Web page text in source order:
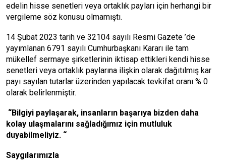
edelin hisse senetleri veya ortaklık payları için herhangi bir
vergileme söz konusu olmamıştı.
14 Şubat 2023 tarih ve 32104 sayılı Resmi Gazete ’de
yayımlanan 6791 sayılı Cumhurbaşkanı Kararı ile tam
mükellef sermaye şirketlerinin iktisap ettikleri kendi hisse
senetleri veya ortaklık paylarına ilişkin olarak dağıtılmış kar
payı sayılan tutarlar üzerinden yapılacak tevkifat oranı % 0
olarak belirlenmiştir.
“Bilgiyi paylaşarak, insanların başarıya bizden daha
kolay ulaşmalarını sağladığımız için mutluluk
duyabilmeliyiz. “
Saygılarımızla